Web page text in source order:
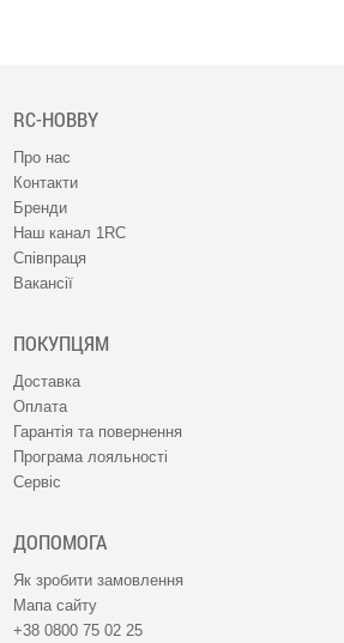
RC-HOBBY
Про нас
Контакти
Бренди
Наш канал 1RC
Співпраця
Вакансії
ПОКУПЦЯМ
Доставка
Оплата
Гарантія та повернення
Програма лояльності
Сервіс
ДОПОМОГА
Як зробити замовлення
Мапа сайту
+38 0800 75 02 25